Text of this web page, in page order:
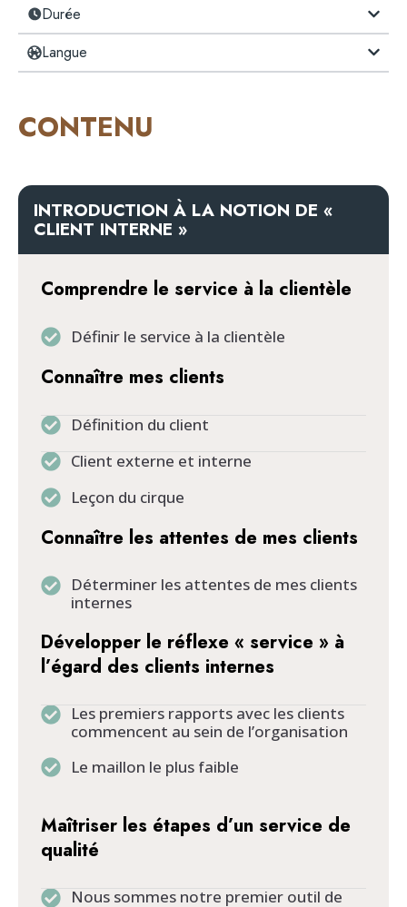
Durée
Langue
CONTENU
INTRODUCTION À LA NOTION DE «
CLIENT INTERNE »
Comprendre le service à la clientèle
Définir le service à la clientèle
Connaître mes clients
Définition du client
Client externe et interne
Leçon du cirque
Connaître les attentes de mes clients
Déterminer les attentes de mes clients
internes
Développer le réflexe « service » à
l’égard des clients internes
Les premiers rapports avec les clients
commencent au sein de l’organisation
Le maillon le plus faible
Maîtriser les étapes d’un service de
qualité
Nous sommes notre premier outil de